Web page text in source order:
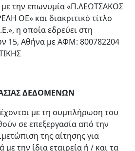
την επωνυμία «Π.ΛΕΩΤΣΑΚΟΣ
ΟΕ» και διακριτικό τίτλο
η οποία εδρεύει στη
15, Αθήνα με ΑΦΜ: 800782204
ΔΕΔΟΜΕΝΩΝ
με τη συμπλήρωση του
σε επεξεργασία από την
της αίτησης για
την ίδια εταιρεία ή / και τα